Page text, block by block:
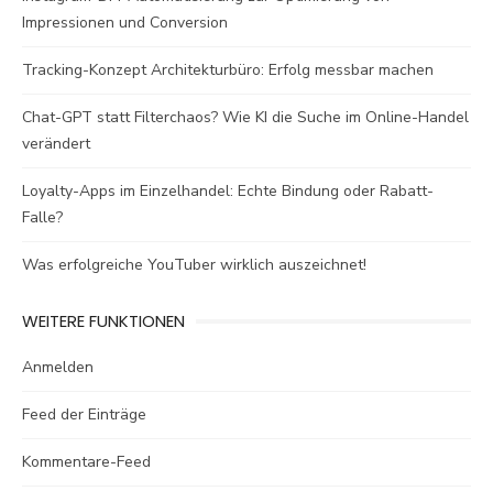
Impressionen und Conversion
Tracking-Konzept Architekturbüro: Erfolg messbar machen
Chat-GPT statt Filterchaos? Wie KI die Suche im Online-Handel
verändert
Loyalty-Apps im Einzelhandel: Echte Bindung oder Rabatt-
Falle?
Was erfolgreiche YouTuber wirklich auszeichnet!
WEITERE FUNKTIONEN
Anmelden
Feed der Einträge
Kommentare-Feed